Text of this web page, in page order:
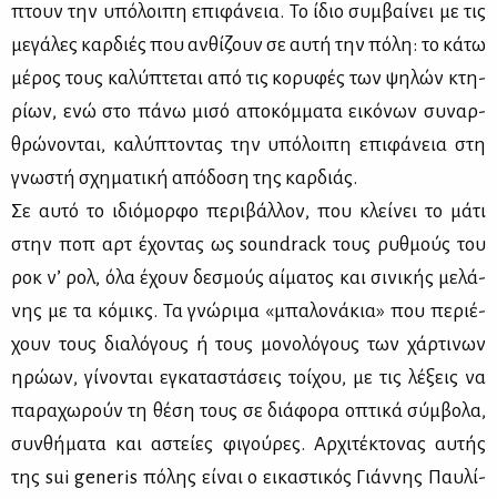
πτουν την υπό­λοι­πη επι­φά­νεια. Το ίδιο συμ­βαί­νει με τις
με­γά­λες καρ­διές που αν­θί­ζουν σε αυ­τή την πό­λη: το κά­τω
μέ­ρος τους κα­λύ­πτε­ται από τις κο­ρυ­φές των ψη­λών κτη­
ρί­ων, ενώ στο πά­νω μι­σό απο­κόμ­μα­τα ει­κό­νων συ­ναρ­
θρώ­νο­νται, κα­λύ­πτο­ντας την υπό­λοι­πη επι­φά­νεια στη
γνω­στή σχη­μα­τι­κή από­δο­ση της καρ­διάς.
Σε αυ­τό το ιδιό­μορ­φο πε­ρι­βάλ­λον, που κλεί­νει το μά­τι
στην ποπ αρτ έχο­ντας ως soundrack τους ρυθ­μούς του
ροκ ν’ ρολ, όλα έχουν δε­σμούς αί­μα­τος και σι­νι­κής με­λά­
νης με τα κό­μικς. Τα γνώ­ρι­μα «μπα­λο­νά­κια» που πε­ριέ­
χουν τους δια­λό­γους ή τους μο­νο­λό­γους των χάρ­τι­νων
ηρώ­ων, γί­νο­νται εγκα­τα­στά­σεις τοί­χου, με τις λέ­ξεις να
πα­ρα­χω­ρούν τη θέ­ση τους σε διά­φο­ρα οπτι­κά σύμ­βο­λα,
συν­θή­μα­τα και αστεί­ες φι­γού­ρες. Αρ­χι­τέ­κτο­νας αυ­τής
της sui generis πό­λης εί­ναι ο ει­κα­στι­κός Γιάν­νης Παυ­λί­